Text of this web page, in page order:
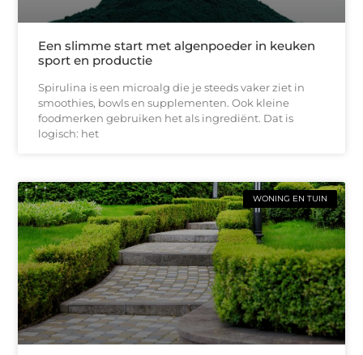
Een slimme start met algenpoeder in keuken
sport en productie
Spirulina is een microalg die je steeds vaker ziet in
smoothies, bowls en supplementen. Ook kleine
foodmerken gebruiken het als ingrediënt. Dat is
logisch: het
WONING EN TUIN